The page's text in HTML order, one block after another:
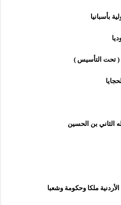
بأسبانيا
( تحت التأسيس )
الثاني بن الحسين
ملكا وحكومة وشعبا